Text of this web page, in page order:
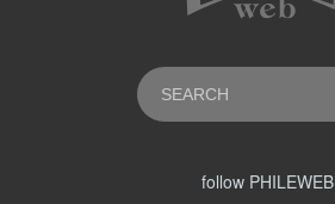
follow PHILEWEB